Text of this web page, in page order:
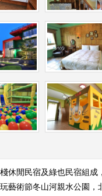
休閒民宿及綠也民宿組成
藝術節冬山河親水公園，